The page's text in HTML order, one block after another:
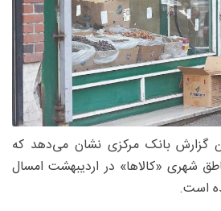
گزارش بانک مرکزی نشان می‌دهد که
شهری «کالاها» در اردیبهشت امسال